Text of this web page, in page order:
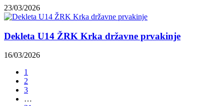
23/03/2026
Dekleta U14 ŽRK Krka državne prvakinje
16/03/2026
1
2
3
…